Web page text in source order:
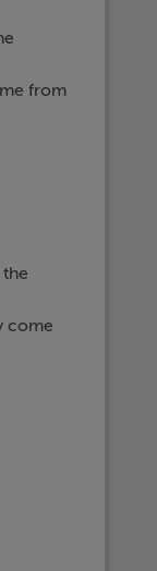
from
the
come